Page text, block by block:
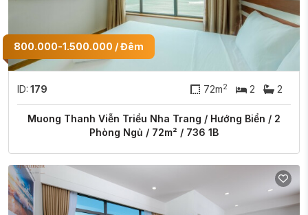
800.000-1.500.000 / Đêm
ID: 179 72m2 2 2
Muong Thanh Viễn Triều Nha Trang / Hướng Biển / 2
Phòng Ngủ / 72m² / 736 1B